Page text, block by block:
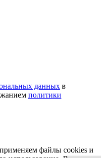
данных в
политики
файлы cookies и